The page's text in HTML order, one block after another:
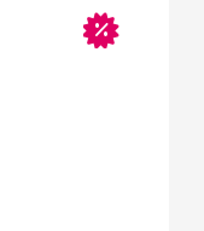
In offerta!